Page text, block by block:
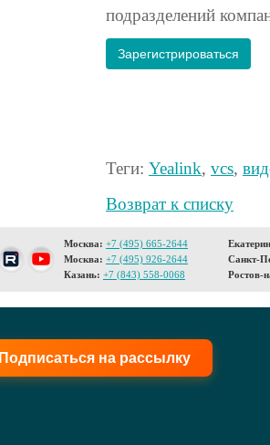
подразделений
Зарегистрироваться
Теги: Yealink, vcs,
Возврат к списку
Москва: +7 (495) 665-2644
Москва: +7 (495) 926-2644
Казань: +7 (843) 558-0068
Санкт-
Ростов-
Подписаться на рассылку